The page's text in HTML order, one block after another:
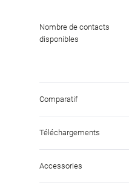
Nombre de contacts
disponibles
Comparatif
Téléchargements
Accessories